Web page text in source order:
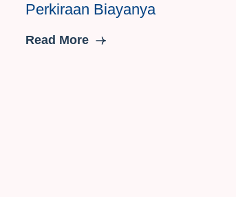
Perkiraan Biayanya
Read More